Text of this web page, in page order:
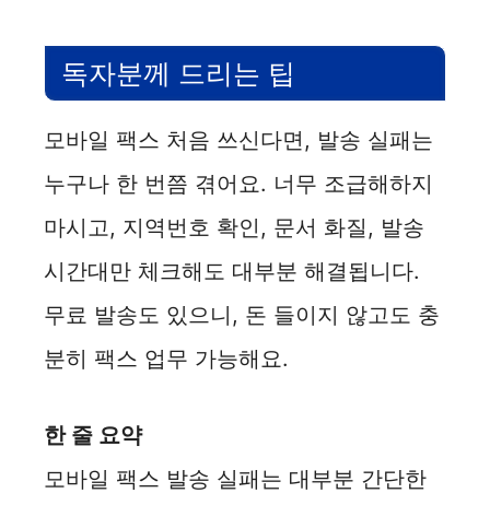
독자분께 드리는 팁
모바일 팩스 처음 쓰신다면, 발송 실패는
누구나 한 번쯤 겪어요. 너무 조급해하지
마시고, 지역번호 확인, 문서 화질, 발송
시간대만 체크해도 대부분 해결됩니다.
무료 발송도 있으니, 돈 들이지 않고도 충
분히 팩스 업무 가능해요.
한 줄 요약
모바일 팩스 발송 실패는 대부분 간단한